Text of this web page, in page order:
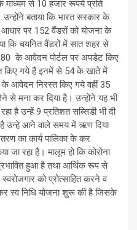
माध्यम से 10 हजार रूपये प्रति
बताया कि भारत सरकार के
पर 152 वैंडरों को योजना के
कि चयनित वैंडरों में सात शहर से
के आवेदन पोर्टल पर अपडेट किए
गये हैं इनमें से 54 के खाते में
आवेदन निरस्त किए गये वहीं 35
मना कर दिया है। उन्होंने यह भी
है उन्हें 9 प्रतिशत सब्सिडी भी दी
उन्हे आने वाले समय में ऋण दिया
का कार्य पालिका के कर
जा रहा है। मालूम हो कि कोरोना
हुआ है तथा आर्थिक रूप से
को प्रोत्साहित करने व
स्व निधि योजना शुरू की है जिसके